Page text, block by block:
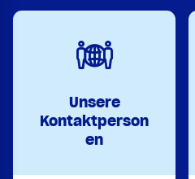
Unsere
Kontaktperson
en